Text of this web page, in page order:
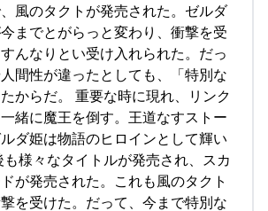
風のタクトが発売された。ゼルダ
までとがらっと変わり、衝撃を受
んなりとい受け入れられた。だっ
間性が違ったとしても、「特別な
からだ。 重要な時に現れ、リンク
緒に魔王を倒す。王道なすストー
ダ姫は物語のヒロインとして輝い
様々なタイトルが発売され、スカ
が発売された。これも風のタクト
を受けた。だって、今まで特別な